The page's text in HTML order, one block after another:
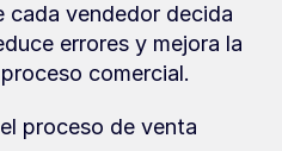
cada vendedor decida
errores y mejora la
comercial.
proceso de venta